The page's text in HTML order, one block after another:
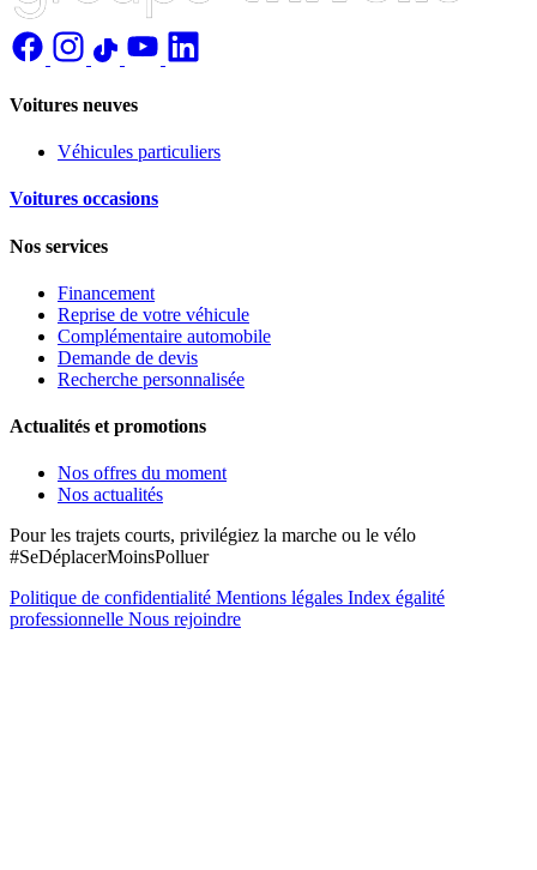
Voitures neuves
Véhicules particuliers
Voitures occasions
Nos services
Financement
Reprise de votre véhicule
Complémentaire automobile
Demande de devis
Recherche personnalisée
Actualités et promotions
Nos offres du moment
Nos actualités
Pour les trajets courts, privilégiez la marche ou le vélo
#SeDéplacerMoinsPolluer
Politique de confidentialité Mentions légales Index égalité
professionnelle Nous rejoindre